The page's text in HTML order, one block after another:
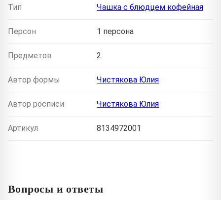
Тип Чашка с блюдцем кофейная
Персон 1 персона
Предметов 2
Автор формы Чистякова Юлия
Автор росписи Чистякова Юлия
Артикул 8134972001
Вопросы и ответы